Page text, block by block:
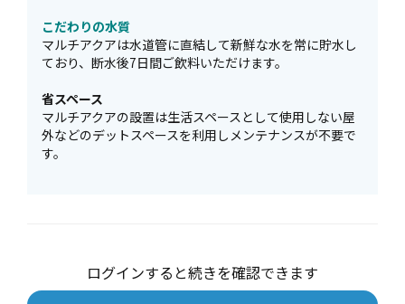
こだわりの水質
マルチアクアは水道管に直結して新鮮な水を常に貯水し
ており、断水後7日間ご飲料いただけます。
省スペース
マルチアクアの設置は生活スペースとして使用しない屋
外などのデットスペースを利用しメンテナンスが不要で
す。
ログインすると続きを確認できます